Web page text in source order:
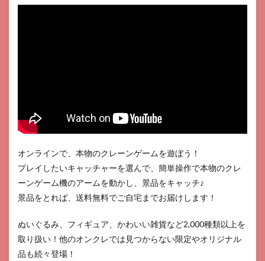
無料
でプ
レイ
こと
は出
来
る？
レビ
ュー
オンラインで、本物のクレーンゲームを遊ぼう！
プレイしたいキャッチャーを選んで、簡単操作で本物のクレ
ーンゲーム機のアームを動かし、景品をキャッチ♪
景品をとれば、送料無料でご自宅までお届けします！
ぬいぐるみ、フィギュア、かわいい雑貨など2,000種類以上を
取り扱い！他のオンクレでは見つからない限定やオリジナル
品も続々登場！